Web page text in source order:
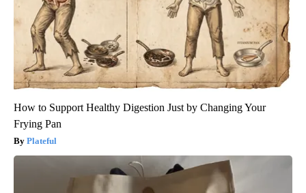
How to Support Healthy Digestion Just by Changing Your
Frying Pan
Plateful